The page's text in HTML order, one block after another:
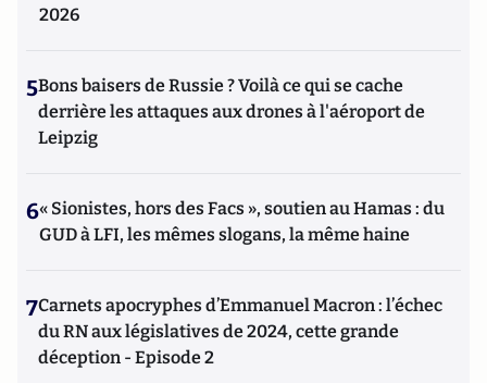
2026
5Bons baisers de Russie ? Voilà ce qui se cache
derrière les attaques aux drones à l'aéroport de
Leipzig
6« Sionistes, hors des Facs », soutien au Hamas : du
GUD à LFI, les mêmes slogans, la même haine
7Carnets apocryphes d’Emmanuel Macron : l’échec
du RN aux législatives de 2024, cette grande
déception - Episode 2